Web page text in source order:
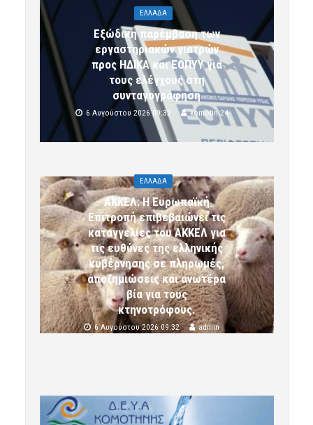
ΕΛΛΑΔΑ
Εξώδικη παρέμβαση των
εργαστηριακών γιατρών
προς ΗΔΙΚΑ και ΕΟΠΥΥ για
τους ελέγχους στη
συνταγογράφηση
6 Αυγούστου 2026 09:32 komotini24
ΕΛΛΑΔΑ
ΑΚΚΕΛ: Η Ευρωπαϊκή
Επιτροπή επιβεβαιώνει τις
καταγγελίες του ΑΚΚΕΛ για
τις ευθύνες της ελληνικής
κυβέρνησης σε πληρωμές,
αποζημιώσεις και ανωτέρα
βία για τους
κτηνοτρόφους.
6 Αυγούστου 2026 09:32 admin